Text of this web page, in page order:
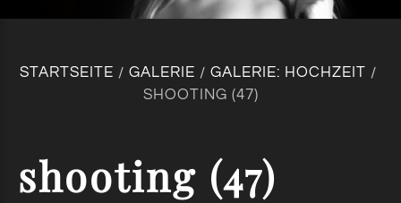
STARTSEITE / GALERIE / GALERIE: HOCHZEIT /
SHOOTING (47)
shooting (47)